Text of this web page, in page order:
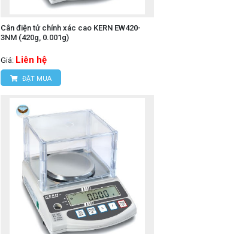
Cân điện tử chính xác cao KERN EW420-
3NM (420g, 0.001g)
Giá: Liên hệ
ĐẶT MUA